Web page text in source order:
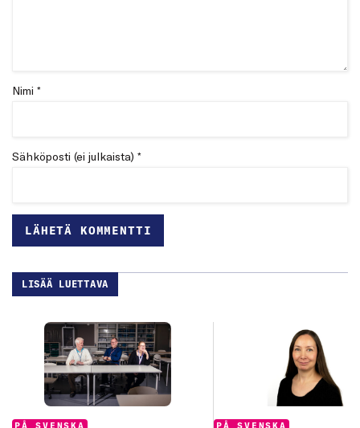
Nimi *
Sähköposti (ei julkaista) *
LISÄÄ LUETTAVA
PÅ SVENSKA